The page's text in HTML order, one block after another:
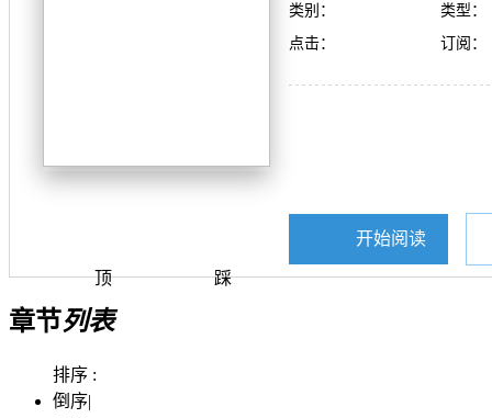
顶 踩
类别：
类型：
点击：
订阅：
开始阅读
章节列表
排序 :
倒序|